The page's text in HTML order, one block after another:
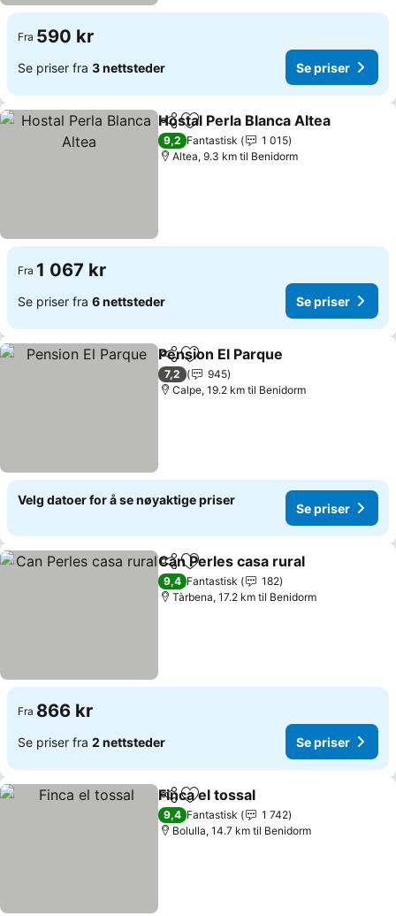
Fra 590 kr
Se priser fra 3 nettsteder Se priser
Del Legg til i favoritter
Hostal Perla Blanca Altea
9,2 Fantastisk
1 015
Altea, 9.3 km til Benidorm
Fra 1 067 kr
Se priser fra 6 nettsteder Se priser
Del Legg til i favoritter
Pension El Parque
7,2
945
Calpe, 19.2 km til Benidorm
Velg datoer for å se nøyaktige priser
Se priser
Del Legg til i favoritter
Can Perles casa rural
9,4 Fantastisk
182
Tàrbena, 17.2 km til Benidorm
Fra 866 kr
Se priser fra 2 nettsteder Se priser
Del Legg til i favoritter
Finca el tossal
9,4 Fantastisk
1 742
Bolulla, 14.7 km til Benidorm